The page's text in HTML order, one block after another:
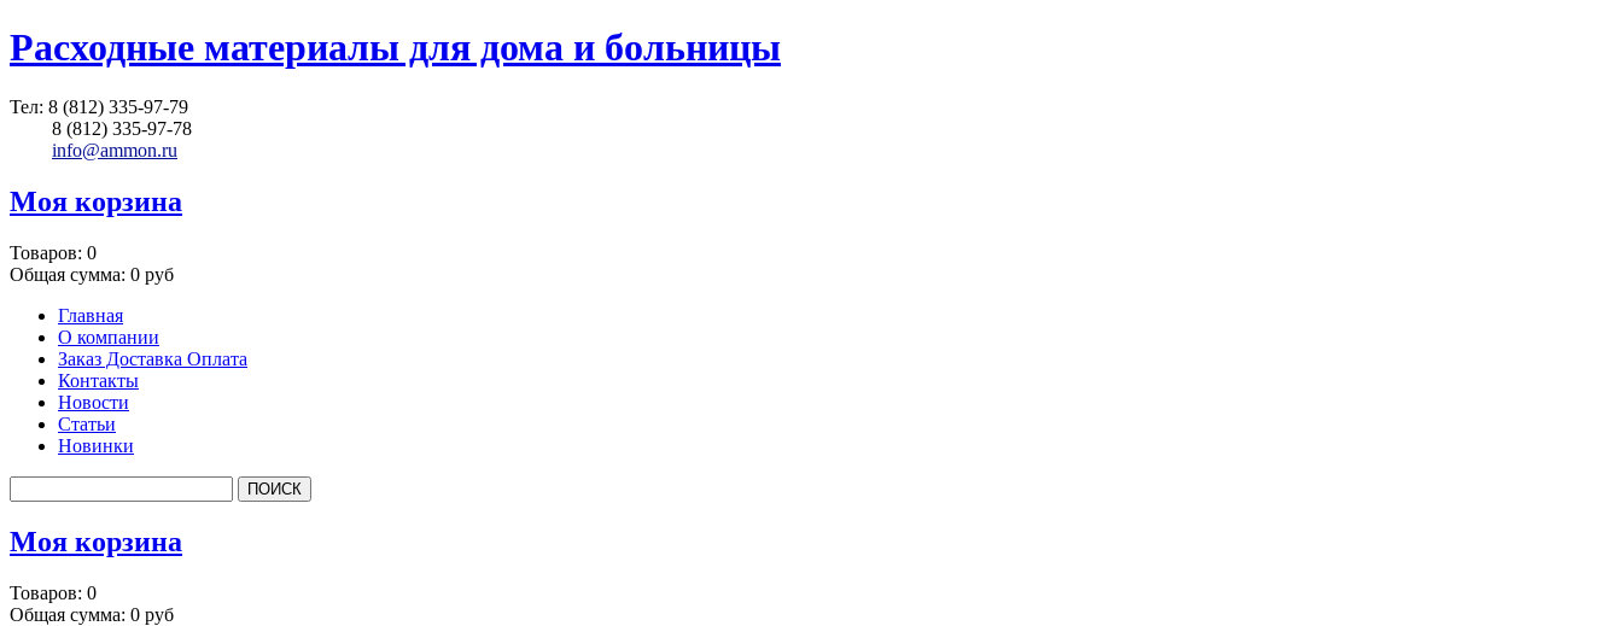
Расходные материалы для дома и больницы
Тел: 8 (812) 335-97-79
8 (812) 335-97-78
info@ammon.ru
Моя корзина
Товаров: 0
Общая сумма: 0 руб
Главная
О компании
Заказ Доставка Оплата
Контакты
Новости
Статьи
Новинки
Моя корзина
Товаров: 0
Общая сумма: 0 руб